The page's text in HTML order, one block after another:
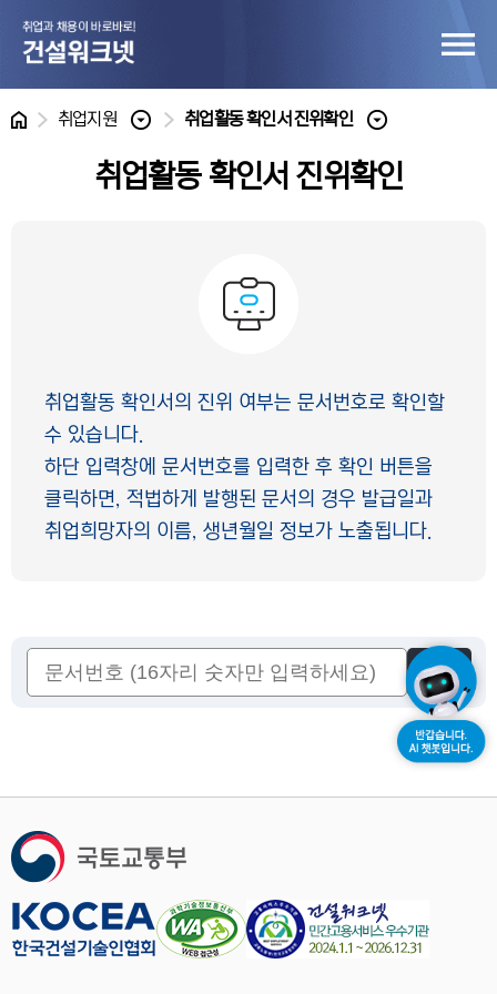
홈 취업지원 취업활동 확인서 진위확인
취업활동 확인서 진위확인
취업활동 확인서의 진위 여부는 문서번호로 확인할
수 있습니다.
하단 입력창에 문서번호를 입력한 후 확인 버튼을
클릭하면, 적법하게 발행된 문서의 경우 발급일과
취업희망자의 이름, 생년월일 정보가 노출됩니다.
확인